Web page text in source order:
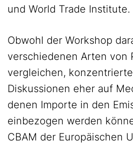
und World Trade Institute.
Obwohl der Workshop
verschiedenen Arten von
vergleichen,
Diskussionen eher auf
denen Importe in den
einbezogen werden
CBAM der Europäischen